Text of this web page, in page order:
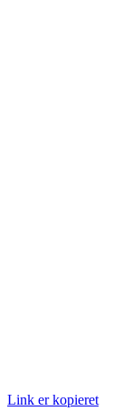
Link er kopieret